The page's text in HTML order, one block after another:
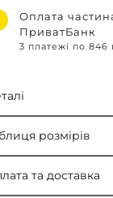
Оплата
ПриватБанк
3 платежі по 846
розмірів
та доставка